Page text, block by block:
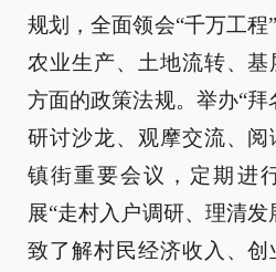
规划，全面领会“千万工程
农业生产、土地流转、
方面的政策法规。举办“拜
研讨沙龙、观摩交流、
镇街重要会议，定期进
展“走村入户调研、理清
致了解村民经济收入、